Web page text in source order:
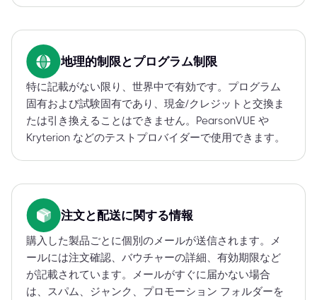
地理的制限とプログラム制限
特に記載がない限り、世界中で有効です。プログラム
固有および試験固有であり、現金/クレジットと交換ま
たは引き換えることはできません。PearsonVUE や
Kryterion などのテストプロバイダーで使用できます。
注文と配送に関する情報
購入した製品ごとに個別のメールが送信されます。メ
ールには注文確認、バウチャーの詳細、有効期限など
が記載されています。メールがすぐに届かない場合
は、スパム、ジャンク、プロモーション フォルダーを